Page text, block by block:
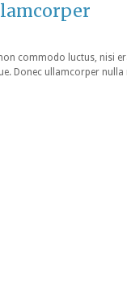
commodo luctus, nisi
Donec ullamcorper